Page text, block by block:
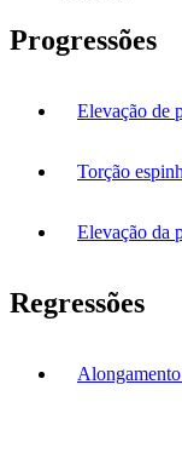
Progressões
Elevação de
Torção
Elevação da
Regressões